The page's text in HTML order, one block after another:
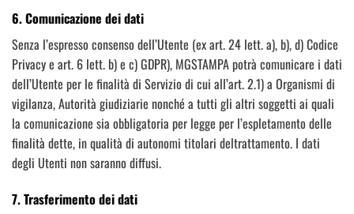
6. Comunicazione dei dati
Senza l’espresso consenso dell’Utente (ex art. 24 lett. a), b), d) Codice
Privacy e art. 6 lett. b) e c) GDPR), MGSTAMPA potrà comunicare i dati
dell’Utente per le finalità di Servizio di cui all’art. 2.1) a Organismi di
vigilanza, Autorità giudiziarie nonché a tutti gli altri soggetti ai quali
la comunicazione sia obbligatoria per legge per l’espletamento delle
finalità dette, in qualità di autonomi titolari deltrattamento. I dati
degli Utenti non saranno diffusi.
7. Trasferimento dei dati